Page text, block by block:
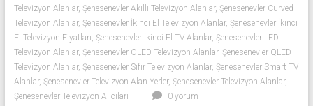
Televizyon Alanlar, Şenesenevler Akıllı Televizyon Alanlar, Şenesenevler Curved
Televizyon Alanlar, Şenesenevler İkinci El Televizyon Alanlar, Şenesenevler İkinci
El Televizyon Fiyatları, Şenesenevler İkinci El TV Alanlar, Şenesenevler LED
Televizyon Alanlar, Şenesenevler OLED Televizyon Alanlar, Şenesenevler QLED
Televizyon Alanlar, Şenesenevler Sıfır Televizyon Alanlar, Şenesenevler Smart TV
Alanlar, Şenesenevler Televizyon Alan Yerler, Şenesenevler Televizyon Alanlar,
Şenesenevler Televizyon Alıcıları
0 yorum